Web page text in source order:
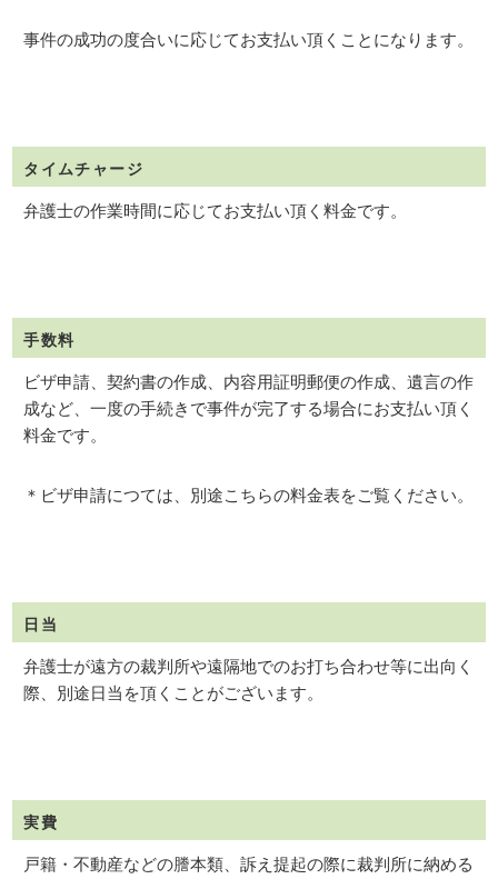
事件の成功の度合いに応じてお支払い頂くことになります。
タイムチャージ
弁護士の作業時間に応じてお支払い頂く料金です。
手数料
ビザ申請、契約書の作成、内容用証明郵便の作成、遺言の作
成など、一度の手続きで事件が完了する場合にお支払い頂く
料金です。
＊ビザ申請につては、別途こちらの料金表をご覧ください。
日当
弁護士が遠方の裁判所や遠隔地でのお打ち合わせ等に出向く
際、別途日当を頂くことがございます。
実費
戸籍・不動産などの謄本類、訴え提起の際に裁判所に納める